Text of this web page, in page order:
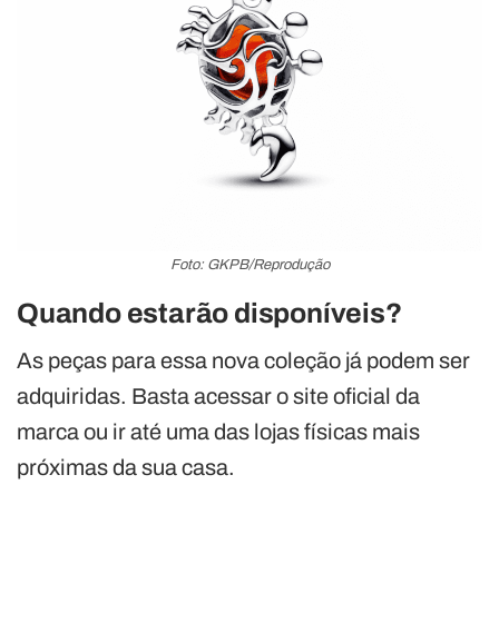
Foto: GKPB/Reprodução
Quando estarão disponíveis?
As peças para essa nova coleção já podem ser
adquiridas. Basta acessar o site oficial da
marca ou ir até uma das lojas físicas mais
próximas da sua casa.